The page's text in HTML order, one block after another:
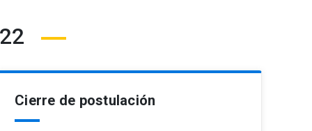
Cierre de postulación